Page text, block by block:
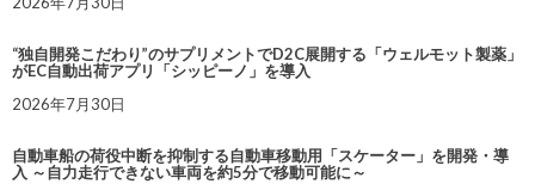
“独自開発こだわり”のサプリメントでD2C展開する「ウェルモット製薬」
がEC自動出荷アプリ「シッピーノ」を導入
2026年7月30日
自動車船の荷役中断を抑制する自動車移動用「スケーター」を開発・導
入 ～自力走行できない車両を約5分で移動可能に～